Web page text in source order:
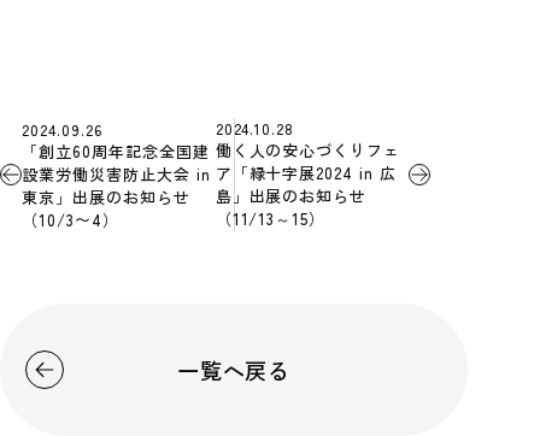
2024.09.26
「創立60周年記念全国建
設業労働災害防止大会 in
東京」出展のお知らせ
（10/3〜4）
2024.10.28
働く人の安心づくりフェ
ア「緑十字展2024 in 広
島」出展のお知らせ
（11/13～15）
一覧へ戻る